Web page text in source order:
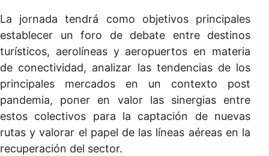
La jornada tendrá como objetivos principales
establecer un foro de debate entre destinos
turísticos, aerolíneas y aeropuertos en materia
de conectividad, analizar las tendencias de los
principales mercados en un contexto post
pandemia, poner en valor las sinergias entre
estos colectivos para la captación de nuevas
rutas y valorar el papel de las líneas aéreas en la
recuperación del sector.